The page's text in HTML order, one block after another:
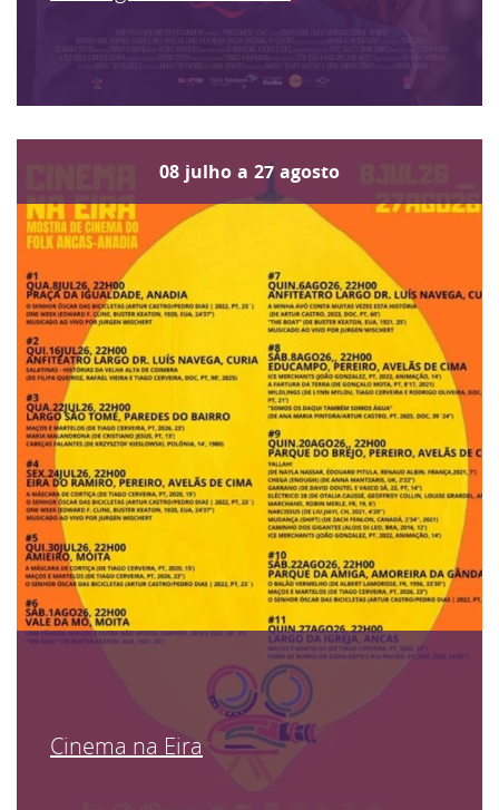
08 julho a 27 agosto
Cinema na Eira